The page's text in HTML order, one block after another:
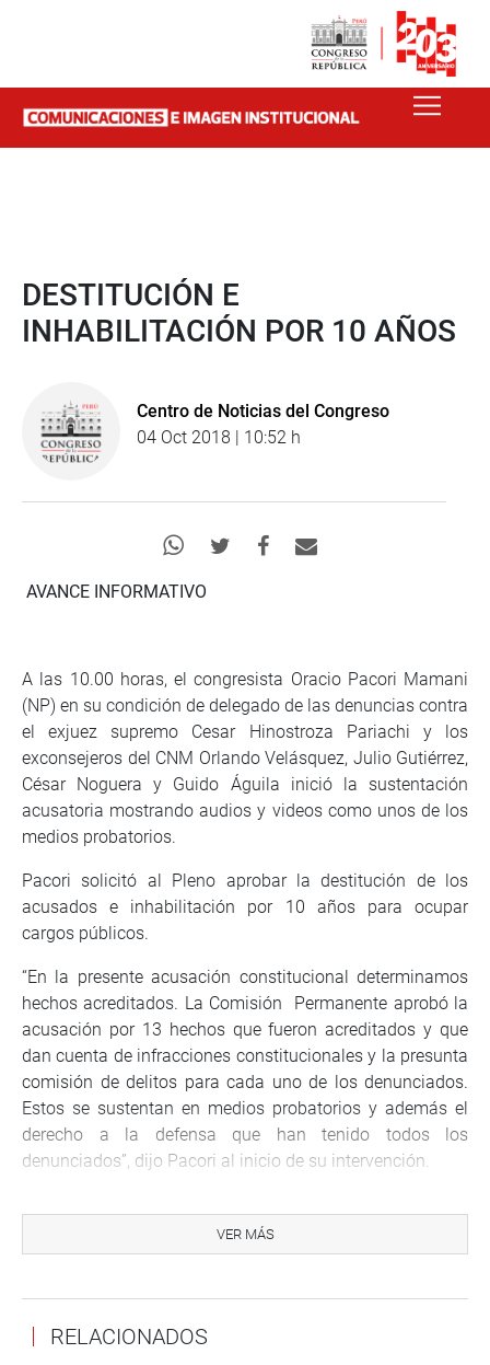
DESTITUCIÓN E
INHABILITACIÓN POR 10 AÑOS
Centro de Noticias del Congreso
04 Oct 2018 | 10:52 h
AVANCE INFORMATIVO
A las 10.00 horas, el congresista Oracio Pacori Mamani
(NP) en su condición de delegado de las denuncias contra
el exjuez supremo Cesar Hinostroza Pariachi y los
exconsejeros del CNM Orlando Velásquez, Julio Gutiérrez,
César Noguera y Guido Águila inició la sustentación
acusatoria mostrando audios y videos como unos de los
medios probatorios.
Pacori solicitó al Pleno aprobar la destitución de los
acusados e inhabilitación por 10 años para ocupar
cargos públicos.
“En la presente acusación constitucional determinamos
hechos acreditados. La Comisión Permanente aprobó la
acusación por 13 hechos que fueron acreditados y que
dan cuenta de infracciones constitucionales y la presunta
comisión de delitos para cada uno de los denunciados.
Estos se sustentan en medios probatorios y además el
derecho a la defensa que han tenido todos los
denunciados”, dijo Pacori al inicio de su intervención.
diapositivas, videos y audios como material de apoyo
para su exposición a fin de que “los congresistas puedan
Se trata de las Denuncias Constitucionales 211, 215, 217,
VER MÁS
RELACIONADOS